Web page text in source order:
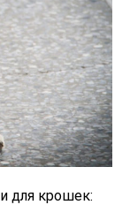
для крошек: